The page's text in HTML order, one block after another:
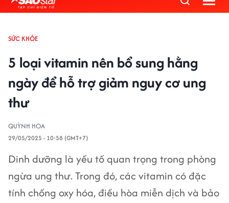
SỨC KHỎE
5 loại vitamin nên bổ sung hằng
ngày để hỗ trợ giảm nguy cơ ung
thư
QUỲNH HOA
29/05/2025 - 10:58 (GMT+7)
Dinh dưỡng là yếu tố quan trọng trong phòng
ngừa ung thư. Trong đó, các vitamin có đặc
tính chống oxy hóa, điều hòa miễn dịch và bảo